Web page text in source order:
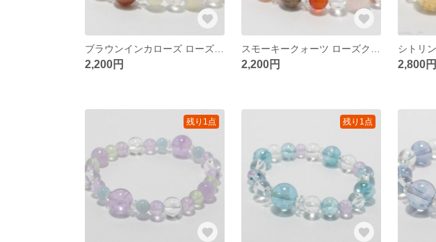
2,200円 2,200円 2,800円
残り1点 残り1点